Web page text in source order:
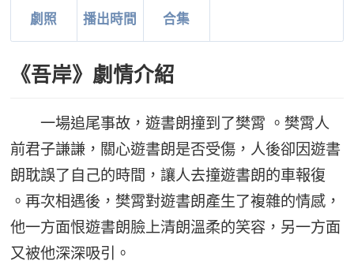
劇照 播出時間 合集
《吾岸》劇情介紹
一場追尾事故，遊書朗撞到了樊霄 。樊霄人
前君子謙謙，關心遊書朗是否受傷，人後卻因遊書
朗耽誤了自己的時間，讓人去撞遊書朗的車報復
。再次相遇後，樊霄對遊書朗產生了複雜的情感，
他一方面恨遊書朗臉上清朗溫柔的笑容，另一方面
又被他深深吸引。